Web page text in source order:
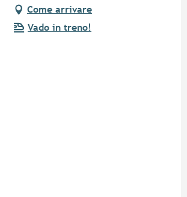
Come arrivare
Vado in treno!